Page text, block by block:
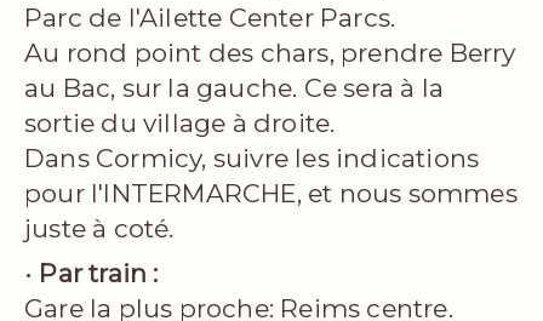
Parc de l'Ailette Center Parcs.
Au rond point des chars, prendre Berry
au Bac, sur la gauche. Ce sera à la
sortie du village à droite.
Dans Cormicy, suivre les indications
pour l'INTERMARCHE, et nous sommes
juste à coté.
• Par train :
Gare la plus proche: Reims centre.